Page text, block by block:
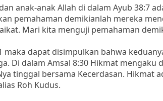
anak-anak Allah di dalam Ayub 38:7
pemahaman demikianlah mereka
Mari kita menguji pemahaman
maka dapat disimpulkan bahwa
Di dalam Amsal 8:30 Hikmat mengaku
tinggal bersama Kecerdasan. Hikmat
Roh Kudus.